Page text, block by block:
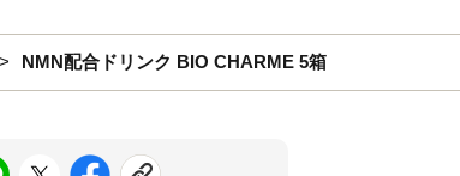
NMN配合ドリンク BIO CHARME 5箱